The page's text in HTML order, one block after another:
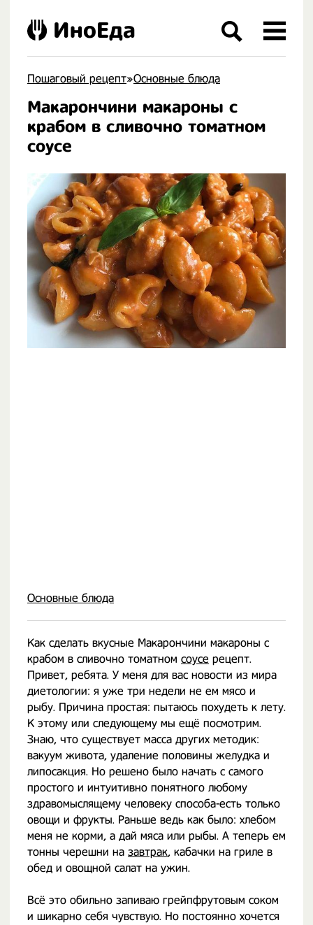
Пошаговый рецепт»Основные блюда
Макарончини макароны с
крабом в сливочно томатном
соусе
Основные блюда
Как сделать вкусные Макарончини макароны с
крабом в сливочно томатном соусе рецепт.
Привет, ребята. У меня для вас новости из мира
диетологии: я уже три недели не ем мясо и
рыбу. Причина простая: пытаюсь похудеть к лету.
К этому или следующему мы ещё посмотрим.
Знаю, что существует масса других методик:
вакуум живота, удаление половины желудка и
липосакция. Но решено было начать с самого
простого и интуитивно понятного любому
здравомыслящему человеку способа-есть только
овощи и фрукты. Раньше ведь как было: хлебом
меня не корми, а дай мяса или рыбы. А теперь ем
тонны черешни на завтрак, кабачки на гриле в
обед и овощной салат на ужин.
Всё это обильно запиваю грейпфрутовым соком
и шикарно себя чувствую. Но постоянно хочется
ИноЕда